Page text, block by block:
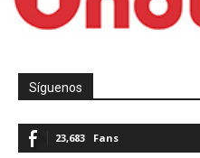
Síguenos
23,683 Fans